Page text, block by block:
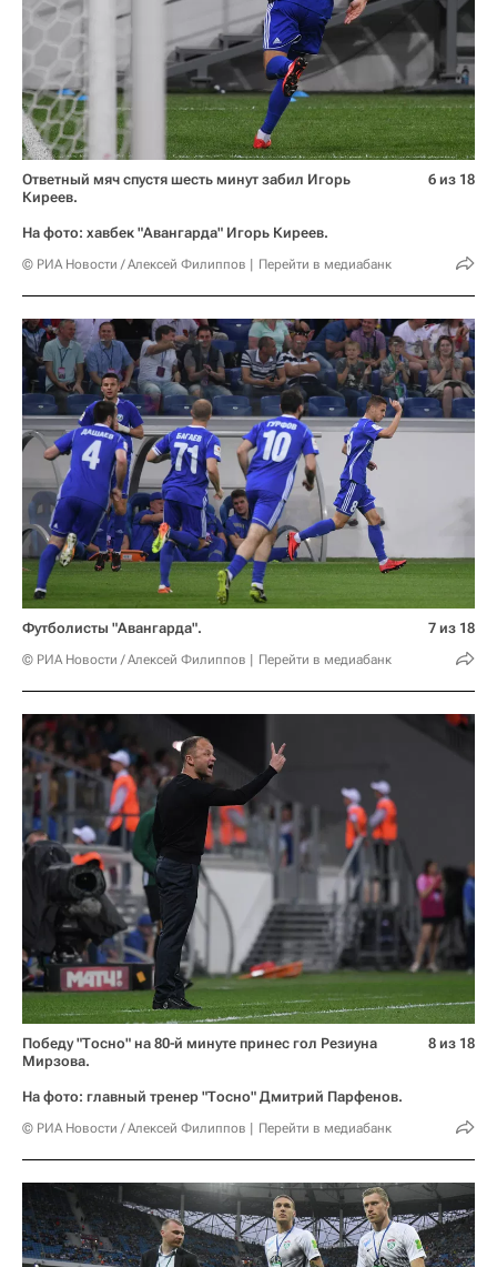
Ответный мяч спустя шесть минут забил Игорь
Киреев.
На фото: хавбек "Авангарда" Игорь Киреев.
© РИА Новости / Алексей Филиппов Перейти в медиабанк
6 из 18
Футболисты "Авангарда".
© РИА Новости / Алексей Филиппов Перейти в медиабанк
7 из 18
Победу "Тосно" на 80-й минуте принес гол Резиуна
Мирзова.
На фото: главный тренер "Тосно" Дмитрий Парфенов.
© РИА Новости / Алексей Филиппов Перейти в медиабанк
8 из 18